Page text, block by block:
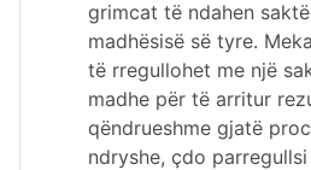
grimcat të ndahen
madhësisë së tyre.
të rregullohet me një
madhe për të arritur
qëndrueshme gjatë
ndryshe, çdo